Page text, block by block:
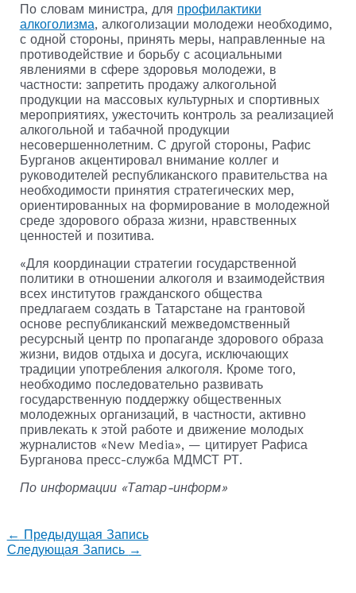
По словам министра, для профилактики
алкоголизма, алкоголизации молодежи необходимо,
с одной стороны, принять меры, направленные на
противодействие и борьбу с асоциальными
явлениями в сфере здоровья молодежи, в
частности: запретить продажу алкогольной
продукции на массовых культурных и спортивных
мероприятиях, ужесточить контроль за реализацией
алкогольной и табачной продукции
несовершеннолетним. С другой стороны, Рафис
Бурганов акцентировал внимание коллег и
руководителей республиканского правительства на
необходимости принятия стратегических мер,
ориентированных на формирование в молодежной
среде здорового образа жизни, нравственных
ценностей и позитива.
«Для координации стратегии государственной
политики в отношении алкоголя и взаимодействия
всех институтов гражданского общества
предлагаем создать в Татарстане на грантовой
основе республиканский межведомственный
ресурсный центр по пропаганде здорового образа
жизни, видов отдыха и досуга, исключающих
традиции употребления алкоголя. Кроме того,
необходимо последовательно развивать
государственную поддержку общественных
молодежных организаций, в частности, активно
привлекать к этой работе и движение молодых
журналистов «New Media», — цитирует Рафиса
Бурганова пресс-служба МДМСТ РТ.
По информации «Татар-информ»
← Предыдущая Запись
Следующая Запись →